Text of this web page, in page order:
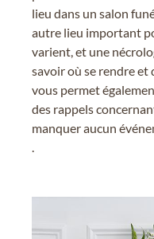
lieu dans un salon
autre lieu important
varient, et une
savoir où se rendre et
vous permet
des rappels
manquer aucun